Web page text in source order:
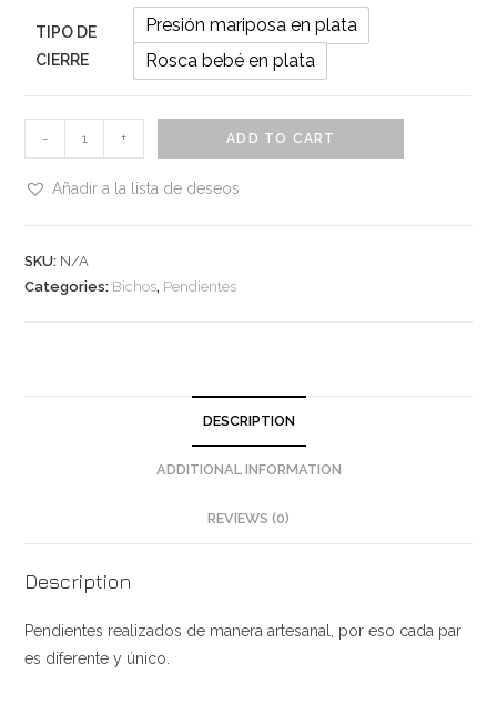
TIPO DE
CIERRE
Presión mariposa en plata
Rosca bebé en plata
de
vidrio
de
buhos
- + ADD TO CART
Añadir a la lista de deseos
SKU: N/A
Categories: Bichos, Pendientes
DESCRIPTION
ADDITIONAL INFORMATION
REVIEWS (0)
Description
Pendientes realizados de manera artesanal, por eso cada par
es diferente y único.